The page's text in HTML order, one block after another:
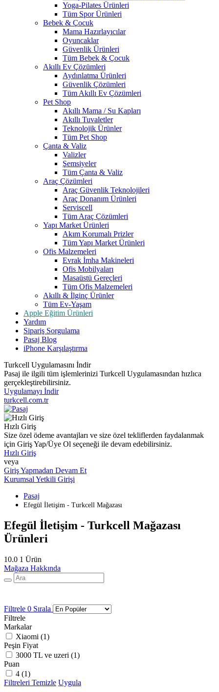
Yoga-Pilates Ürünleri
Tüm Spor Ürünleri
Bebek & Çocuk
Mama Hazırlayıcılar
Oyuncaklar
Güvenlik Ürünleri
Tüm Bebek & Çocuk
Akıllı Ev Çözümleri
Aydınlatma Ürünleri
Güvenlik Çözümleri
Tüm Akıllı Ev Çözümleri
Pet Shop
Akıllı Mama / Su Kapları
Akıllı Tuvaletler
Teknolojik Ürünler
Tüm Pet Shop
Çanta & Valiz
Valizler
Şemsiyeler
Tüm Çanta & Valiz
Araç Çözümleri
Araç Güvenlik Teknolojileri
Araç Donanım Ürünleri
Serviscell
Tüm Araç Çözümleri
Yapı Market Ürünleri
Akım Korumalı Prizler
Tüm Yapı Market Ürünleri
Ofis Malzemeleri
Evrak İmha Makineleri
Ofis Mobilyaları
Masaüstü Gereçleri
Tüm Ofis Malzemeleri
Akıllı & İlginç Ürünler
Tüm Ev-Yaşam
Apple Eğitim Ürünleri
Yardım
Sipariş Sorgulama
Pasaj Blog
iPhone Karşılaştırma
Turkcell Uygulamasını İndir
Pasaj ile ilgili tüm işlemlerinizi Turkcell Uygulamasından hızlıca
gerçekleştirebilirsiniz.
Uygulamayı İndir
turkcell.com.tr
Hızlı Giriş
Size özel ödeme avantajları ve size özel tekliflerden faydalanmak
için Giriş Yap/Üye Ol seçeneği ile devam edebilirsiniz.
Hızlı Giriş
veya
Giriş Yapmadan Devam Et
Kurumsal Yetkili Girişi
Pasaj
Efegül İletişim - Turkcell Mağazası
Efegül İletişim - Turkcell Mağazası
Ürünleri
10.0 1 Ürün
Mağaza Hakkında
Filtrele 0 Sırala
Filtrele
Markalar
Xiaomi (1)
Peşin Fiyat
3000 TL ve uzeri (1)
Puan
4 (1)
Filtreleri Temizle Uygula